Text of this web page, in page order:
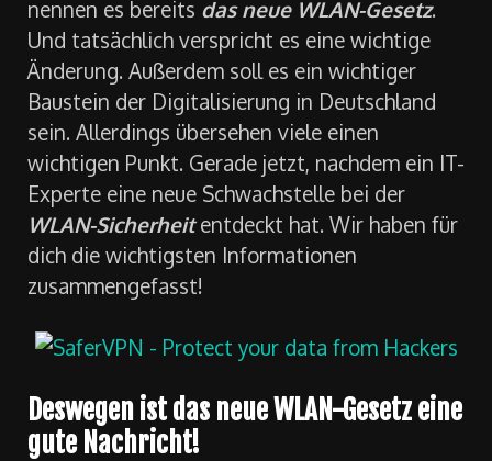
nennen es bereits das neue WLAN-Gesetz.
Und tatsächlich verspricht es eine wichtige
Änderung. Außerdem soll es ein wichtiger
Baustein der Digitalisierung in Deutschland
sein. Allerdings übersehen viele einen
wichtigen Punkt. Gerade jetzt, nachdem ein IT-
Experte eine neue Schwachstelle bei der
WLAN-Sicherheitentdeckt hat. Wir haben für
dich die wichtigsten Informationen
zusammengefasst!
Deswegen ist das neue WLAN-Gesetz eine
gute Nachricht!